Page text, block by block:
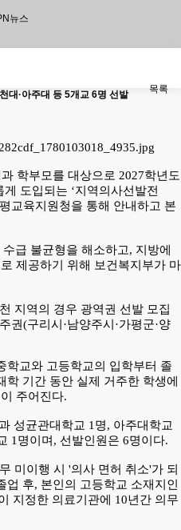
목록
대·아주대 등 5개교 6명 선발
학부모를 대상으로 2027학년도
도입되는 ‘지역의사선발전
교육지원청을 통해 안내하고 본
급 불균형을 해소하고, 지방에
제공하기 위해 보건복지부가 마
지역의 경우 광역권 선발 모집
권(구리시·남양주시·가평군·양
학교와 고등학교의 입학부터 졸
기간 동안 실제 거주한 학생에
주어진다.
성균관대학교 1명, 아주대학교
1명이며, 선발인원은 6명이다.
미이행 시 '의사 면허 취소'가 되
후, 본인의 고등학교 소재지인
지정한 의료기관에 10년간 의무